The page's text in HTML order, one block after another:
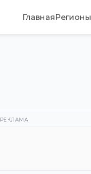
ГлавнаяРегионы
РЕКЛАМА